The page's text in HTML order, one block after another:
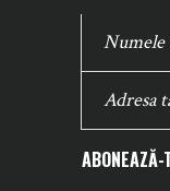
ABONEAZĂ-